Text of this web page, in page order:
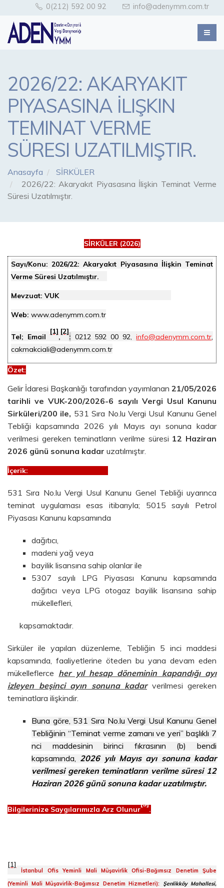
0(212) 592 00 92 info@adenymm.com.tr
2026/22: AKARYAKIT
PIYASASINA İLIŞKIN
TEMINAT VERME
SÜRESI UZATILMIŞTIR.
Anasayfa
SİRKÜLER
2026/22: Akaryakıt Piyasasına İlişkin Teminat Verme
Süresi Uzatılmıştır.
SİRKÜLER (2026)
Sayı/Konu: 2026/22: Akaryakıt Piyasasına İlişkin Teminat
Verme Süresi Uzatılmıştır.
Mevzuat: VUK
Web: www.adenymm.com.tr
Tel; Email
[1]
,
[2]
: 0212 592 00 92,info@adenymm.com.tr,
cakmakciali@adenymm.com.tr
Özet:
Gelir İdaresi Başkanlığı tarafından yayımlanan 21/05/2026
tarihli ve VUK-200/2026-6 sayılı Vergi Usul Kanunu
Sirküleri/200 ile, 531 Sıra No.lu Vergi Usul Kanunu Genel
Tebliği kapsamında 2026 yılı Mayıs ayı sonuna kadar
verilmesi gereken teminatların verilme süresi 12 Haziran
2026 günü sonuna kadar uzatılmıştır.
İçerik:
531 Sıra No.lu Vergi Usul Kanunu Genel Tebliği uyarınca
teminat uygulaması esas itibarıyla; 5015 sayılı Petrol
Piyasası Kanunu kapsamında
dağıtıcı,
madeni yağ veya
bayilik lisansına sahip olanlar ile
5307 sayılı LPG Piyasası Kanunu kapsamında
dağıtıcı veya LPG otogaz bayilik lisansına sahip
mükellefleri,
kapsamaktadır.
Sirküler ile yapılan düzenleme, Tebliğin 5 inci maddesi
kapsamında, faaliyetlerine öteden bu yana devam eden
mükelleflerce her yıl hesap döneminin kapandığı ayı
izleyen beşinci ayın sonuna kadarverilmesi gereken
teminatlara ilişkindir.
Buna göre, 531 Sıra No.lu Vergi Usul Kanunu Genel
Tebliğinin “Teminat verme zamanı ve yeri” başlıklı 7
nci maddesinin birinci fıkrasının (b) bendi
kapsamında, 2026 yılı Mayıs ayı sonuna kadar
verilmesi gereken teminatların verilme süresi 12
Haziran 2026 günü sonuna kadar uzatılmıştır.
Bilgilerinize Saygılarımızla Arz Olunur
[3]
.
[1]
İstanbul Ofis Yeminli Mali Müşavirlik Ofisi-Bağımsız Denetim Şube
(Yeminli Mali Müşavirlik-Bağımsız Denetim Hizmetleri):
Şenlikköy Mahallesi,